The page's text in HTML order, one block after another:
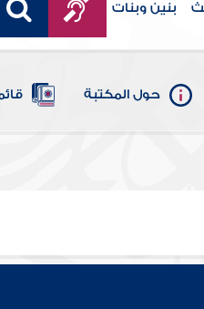
بنين وبنات
حول المكتبة